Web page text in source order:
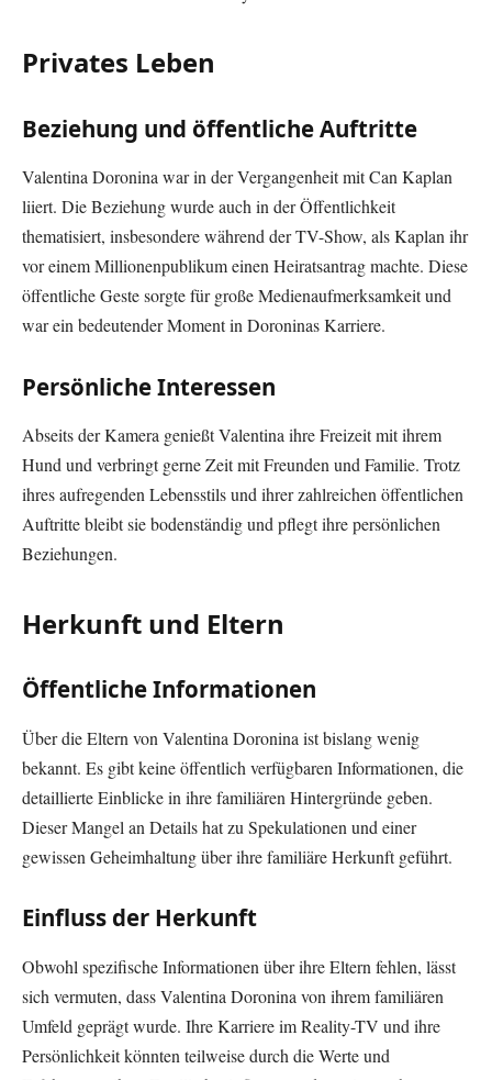
Privates Leben
Beziehung und öffentliche Auftritte
Valentina Doronina war in der Vergangenheit mit Can Kaplan
liiert. Die Beziehung wurde auch in der Öffentlichkeit
thematisiert, insbesondere während der TV-Show, als Kaplan ihr
vor einem Millionenpublikum einen Heiratsantrag machte. Diese
öffentliche Geste sorgte für große Medienaufmerksamkeit und
war ein bedeutender Moment in Doroninas Karriere.
Persönliche Interessen
Abseits der Kamera genießt Valentina ihre Freizeit mit ihrem
Hund und verbringt gerne Zeit mit Freunden und Familie. Trotz
ihres aufregenden Lebensstils und ihrer zahlreichen öffentlichen
Auftritte bleibt sie bodenständig und pflegt ihre persönlichen
Beziehungen.
Herkunft und Eltern
Öffentliche Informationen
Über die Eltern von Valentina Doronina ist bislang wenig
bekannt. Es gibt keine öffentlich verfügbaren Informationen, die
detaillierte Einblicke in ihre familiären Hintergründe geben.
Dieser Mangel an Details hat zu Spekulationen und einer
gewissen Geheimhaltung über ihre familiäre Herkunft geführt.
Einfluss der Herkunft
Obwohl spezifische Informationen über ihre Eltern fehlen, lässt
sich vermuten, dass Valentina Doronina von ihrem familiären
Umfeld geprägt wurde. Ihre Karriere im Reality-TV und ihre
Persönlichkeit könnten teilweise durch die Werte und